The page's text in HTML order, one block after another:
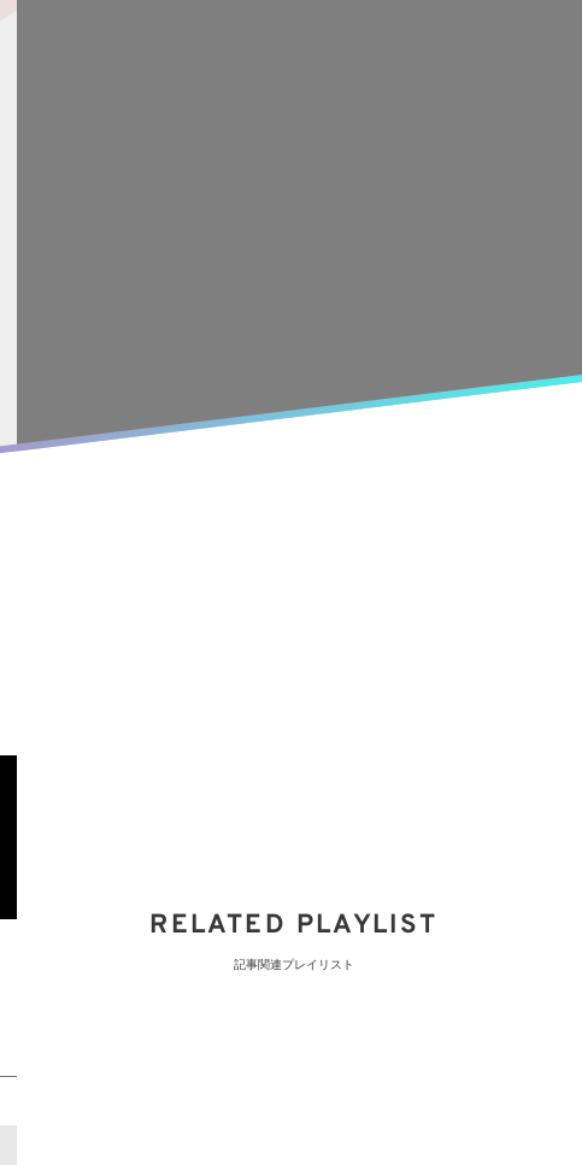
RELATED PLAYLIST
記事関連プレイリスト